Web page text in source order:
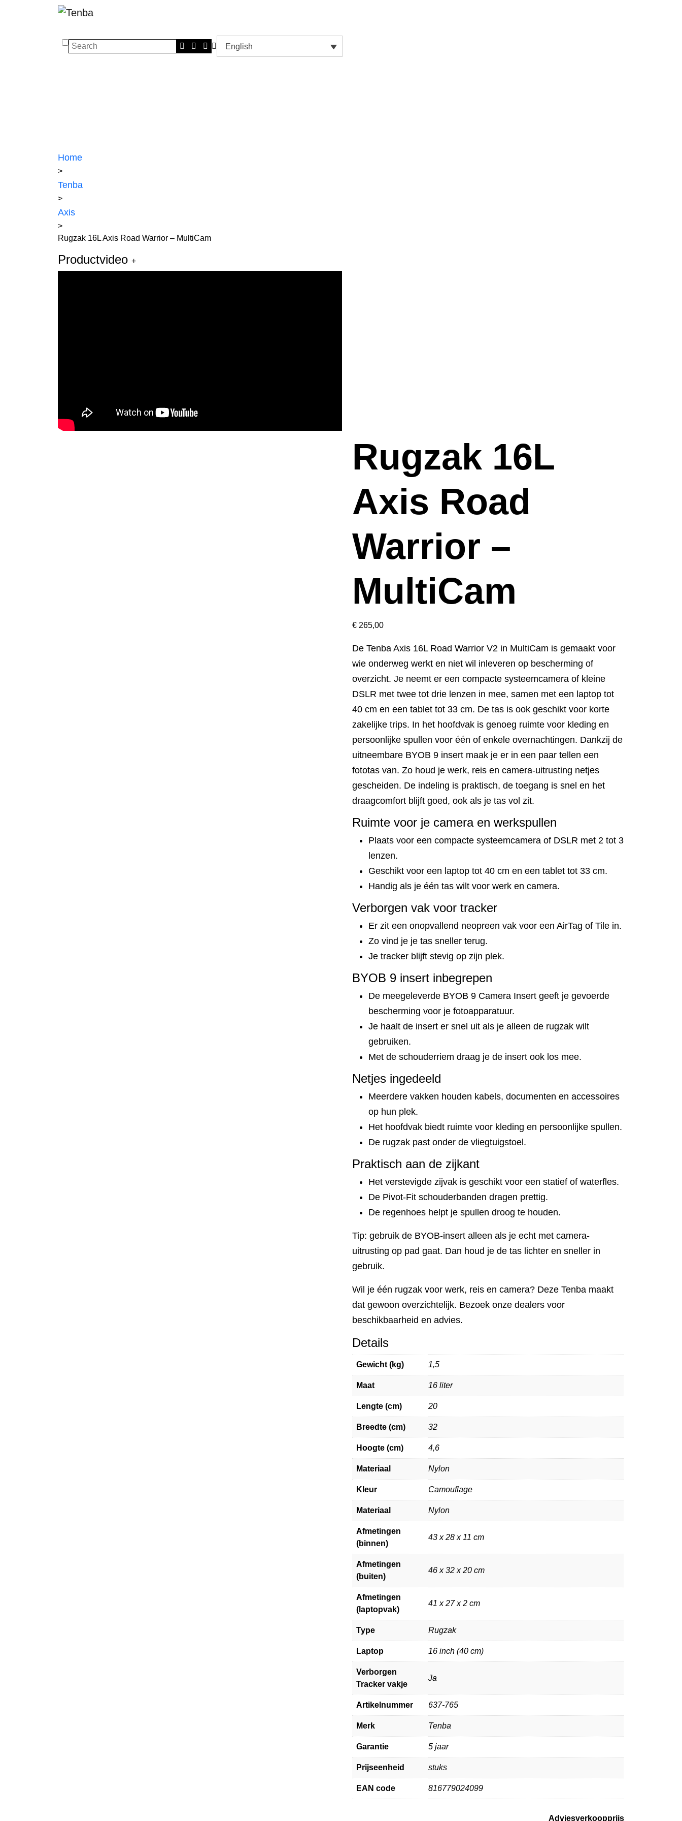
Search English
Home
>
Tenba
>
Axis
>
Rugzak 16L Axis Road Warrior – MultiCam
Productvideo +
Rugzak 16L
Axis Road
Warrior –
MultiCam
€ 265,00
De Tenba Axis 16L Road Warrior V2 in MultiCam is gemaakt voor
wie onderweg werkt en niet wil inleveren op bescherming of
overzicht. Je neemt er een compacte systeemcamera of kleine
DSLR met twee tot drie lenzen in mee, samen met een laptop tot
40 cm en een tablet tot 33 cm. De tas is ook geschikt voor korte
zakelijke trips. In het hoofdvak is genoeg ruimte voor kleding en
persoonlijke spullen voor één of enkele overnachtingen. Dankzij de
uitneembare BYOB 9 insert maak je er in een paar tellen een
fototas van. Zo houd je werk, reis en camera-uitrusting netjes
gescheiden. De indeling is praktisch, de toegang is snel en het
draagcomfort blijft goed, ook als je tas vol zit.
Ruimte voor je camera en werkspullen
Plaats voor een compacte systeemcamera of DSLR met 2 tot 3
lenzen.
Geschikt voor een laptop tot 40 cm en een tablet tot 33 cm.
Handig als je één tas wilt voor werk en camera.
Verborgen vak voor tracker
Er zit een onopvallend neopreen vak voor een AirTag of Tile in.
Zo vind je je tas sneller terug.
Je tracker blijft stevig op zijn plek.
BYOB 9 insert inbegrepen
De meegeleverde BYOB 9 Camera Insert geeft je gevoerde
bescherming voor je fotoapparatuur.
Je haalt de insert er snel uit als je alleen de rugzak wilt
gebruiken.
Met de schouderriem draag je de insert ook los mee.
Netjes ingedeeld
Meerdere vakken houden kabels, documenten en accessoires
op hun plek.
Het hoofdvak biedt ruimte voor kleding en persoonlijke spullen.
De rugzak past onder de vliegtuigstoel.
Praktisch aan de zijkant
Het verstevigde zijvak is geschikt voor een statief of waterfles.
De Pivot-Fit schouderbanden dragen prettig.
De regenhoes helpt je spullen droog te houden.
Tip: gebruik de BYOB-insert alleen als je echt met camera-
uitrusting op pad gaat. Dan houd je de tas lichter en sneller in
gebruik.
Wil je één rugzak voor werk, reis en camera? Deze Tenba maakt
dat gewoon overzichtelijk. Bezoek onze dealers voor
beschikbaarheid en advies.
Details
Gewicht (kg) 1,5
Maat 16 liter
Lengte (cm) 20
Breedte (cm) 32
Hoogte (cm) 4,6
Materiaal Nylon
Kleur Camouflage
Materiaal Nylon
Afmetingen
(binnen)
43 x 28 x 11 cm
Afmetingen
(buiten)
46 x 32 x 20 cm
Afmetingen
(laptopvak)
41 x 27 x 2 cm
Type Rugzak
Laptop 16 inch (40 cm)
Verborgen
Tracker vakje
Ja
Artikelnummer 637-765
Merk Tenba
Garantie 5 jaar
Prijseenheid stuks
EAN code 816779024099
Adviesverkoopprijs